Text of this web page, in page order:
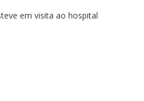
em visita ao hospital